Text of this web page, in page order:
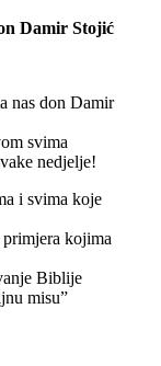
Damir Stojić
nas don Damir
svima
nedjelje!
i svima koje
kojima
Biblije
misu”